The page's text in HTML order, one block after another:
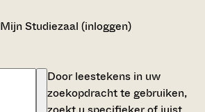
Mijn Studiezaal (inloggen)
Door leestekens in uw
zoekopdracht te gebruiken,